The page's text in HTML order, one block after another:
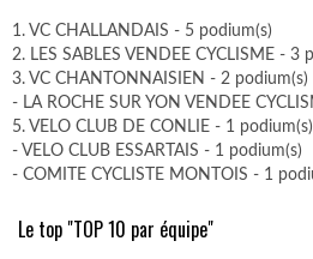
1. VC CHALLANDAIS - 5 podium(s)
2. LES SABLES VENDEE CYCLISME - 3
3. VC CHANTONNAISIEN - 2 podium(s)
- LA ROCHE SUR YON VENDEE
5. VELO CLUB DE CONLIE - 1 podium(s)
- VELO CLUB ESSARTAIS - 1 podium(s)
- COMITE CYCLISTE MONTOIS - 1
Le top "TOP 10 par équipe"